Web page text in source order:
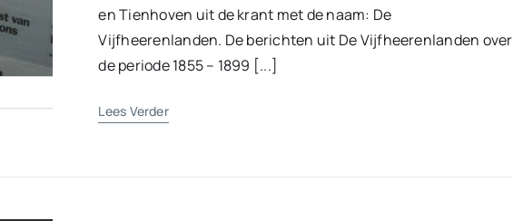
en Tienhoven uit de krant met de naam: De
Vijfheerenlanden. De berichten uit De Vijfheerenlanden over
de periode 1855 – 1899 [...]
Lees Verder